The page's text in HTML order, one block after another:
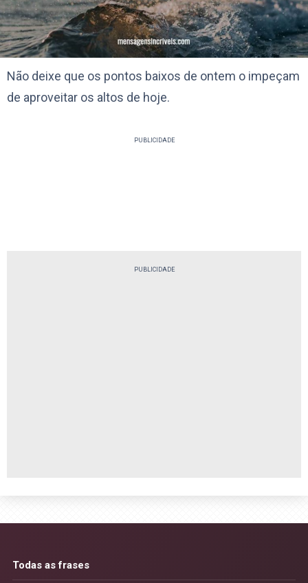
Não deixe que os pontos baixos de ontem o impeçam
de aproveitar os altos de hoje.
PUBLICIDADE
PUBLICIDADE
Todas as frases